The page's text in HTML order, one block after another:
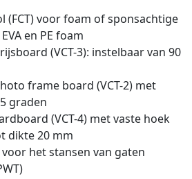
(FCT) voor foam of sponsachtige
en PE foam
(VCT-3): instelbaar van 90
frame board (VCT-2) met
graden
(VCT-4) met vaste hoek
dikte 20 mm
voor het stansen van gaten